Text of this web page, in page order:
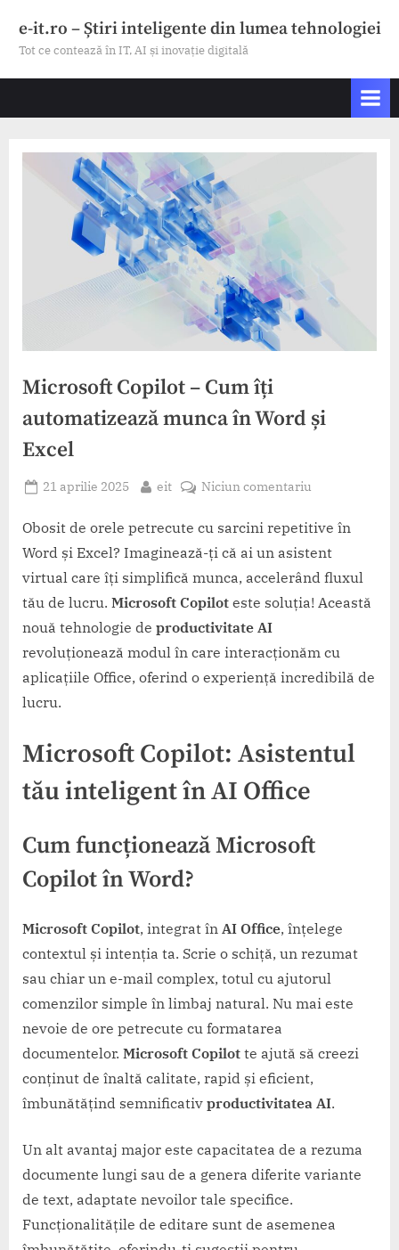
e-it.ro – Știri inteligente din lumea tehnologiei
Tot ce contează în IT, AI și inovație digitală
Microsoft Copilot – Cum îți
automatizează munca în Word și
Excel
Posted
21 aprilie 2025 By
eit Niciun comentariu
Copilot
–
îți
automatizează
în
Word
Obosit de orele petrecute cu sarcini repetitive în
Word și Excel? Imaginează-ți că ai un asistent
virtual care îți simplifică munca, accelerând fluxul
tău de lucru. Microsoft Copilot este soluția! Această
nouă tehnologie de productivitate AI
revoluționează modul în care interacționăm cu
aplicațiile Office, oferind o experiență incredibilă de
lucru.
Microsoft Copilot: Asistentul
tău inteligent înAI Office
Cum funcționeazăMicrosoft
Copilotîn Word?
Microsoft Copilot, integrat în AI Office, înțelege
contextul și intenția ta. Scrie o schiță, un rezumat
sau chiar un e-mail complex, totul cu ajutorul
comenzilor simple în limbaj natural. Nu mai este
nevoie de ore petrecute cu formatarea
documentelor. Microsoft Copilot te ajută să creezi
conținut de înaltă calitate, rapid și eficient,
îmbunătățind semnificativ productivitatea AI.
Un alt avantaj major este capacitatea de a rezuma
documente lungi sau de a genera diferite variante
de text, adaptate nevoilor tale specifice.
Funcționalitățile de editare sunt de asemenea